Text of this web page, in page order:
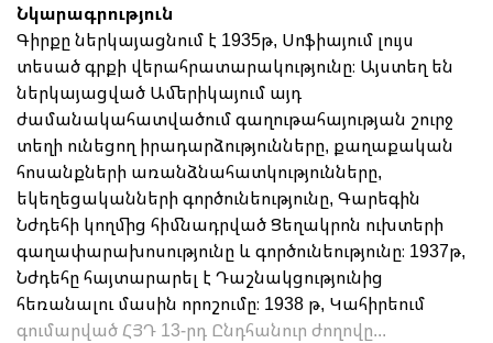
Նկարագրություն
Գիրքը ներկայացնում է 1935թ, Սոֆիայում լույս
տեսած գրքի վերահրատարակությունը։ Այստեղ են
ներկայացված Ամերիկայում այդ
ժամանակահատվածում գաղութահայության շուրջ
տեղի ունեցող իրադարձությունները, քաղաքական
հոսանքների առանձնահատկությունները,
եկեղեցականների գործունեությունը, Գարեգին
Նժդեհի կողմից հիմնադրված Ցեղակրոն ուխտերի
գաղափարախոսությունը և գործունեությունը։ 1937թ,
Նժդեհը հայտարարել է Դաշնակցությունից
հեռանալու մասին որոշումը։ 1938 թ, Կահիրեում
գումարված ՀՅԴ 13-րդ Ընդհանուր ժողովը...